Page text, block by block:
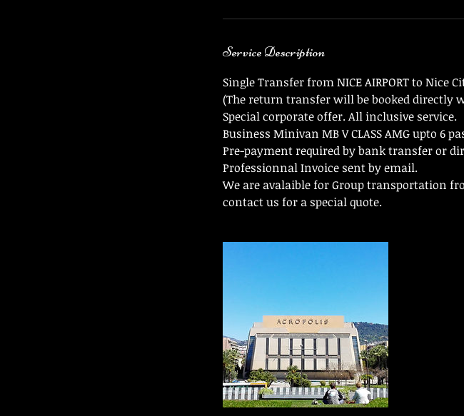
Service Description
Single Transfer from NICE AIRPORT to Nice
(The return transfer will be booked directly
Special corporate offer. All inclusive service.
Business Minivan MB V CLASS AMG upto 6
Pre-payment required by bank transfer or
Professionnal Invoice sent by email.
We are avalaible for Group transportation
contact us for a special quote.